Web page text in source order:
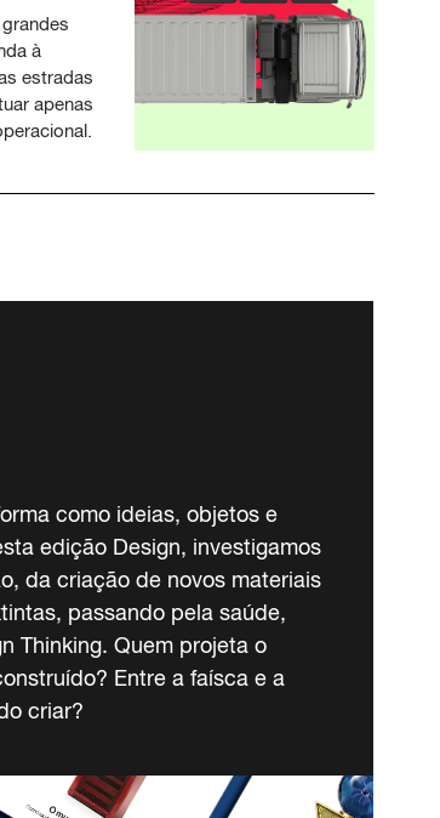
à
estradas
apenas
como ideias, objetos e
edição Design, investigamos
da criação de novos materiais
passando pela saúde,
Thinking. Quem projeta o
Entre a faísca e a
criar?